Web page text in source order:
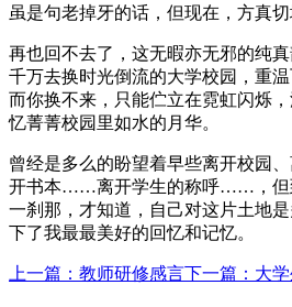
虽是句老掉牙的话，但现在，方真
再也回不去了，这无暇亦无邪的纯
千万去换时光倒流的大学校园，重
而你换不来，只能伫立在霓虹闪烁
忆菁菁校园里如水的月华。
曾经是多么的盼望着早些离开校园
开书本……离开学生的称呼……，但
一刹那，才知道，自己对这片土地
下了我最最美好的回忆和记忆。
上一篇：教师研修感言下一篇：大